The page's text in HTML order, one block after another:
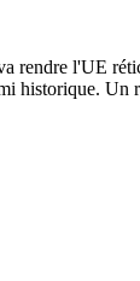
rendre l'UE
historique.